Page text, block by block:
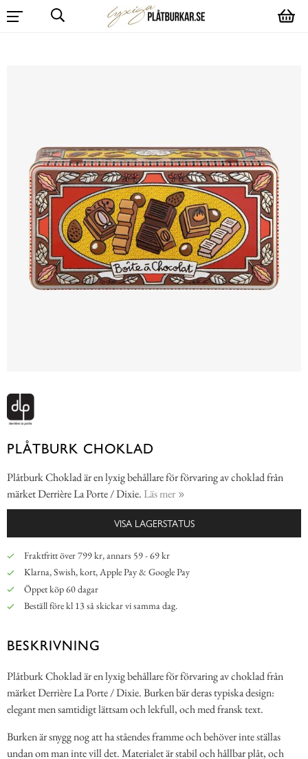
PLÅTBURK CHOKLAD
Plåtburk Choklad är en lyxig behållare för förvaring av choklad från
märket Derrière La Porte / Dixie. Läs mer
VISA LAGERSTATUS
Fraktfritt över 799 kr, annars 59 - 69 kr
Klarna, Swish, kort, Apple Pay & Google Pay
Öppet köp 60 dagar
Beställ före kl 13 så skickar vi samma dag.
BESKRIVNING
Plåtburk Choklad är en lyxig behållare för förvaring av choklad från
märket Derrière La Porte / Dixie. Burken bär deras typiska design:
elegant men samtidigt lättsam och lekfull, och med fransk text.
Burken är snygg nog att ha ståendes framme och behöver inte ställas
undan om man inte vill det. Materialet är stabil och hållbar plåt, och